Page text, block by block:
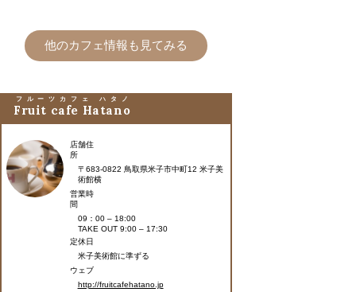
他のカフェ情報も見てみる
Fruit cafe Hatano
フルーツカフェ ハタノ
店舗住
所
〒683-0822 鳥取県米子市中町12 米子美
術館横
営業時
間
09：00 – 18:00
TAKE OUT 9:00 – 17:30
定休日
米子美術館に準ずる
ウェブ
http://fruitcafehatano.jp